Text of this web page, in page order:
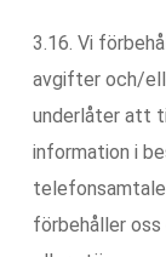
3.16. Vi
avgifter och/
underlåter att
information i
förbehåller